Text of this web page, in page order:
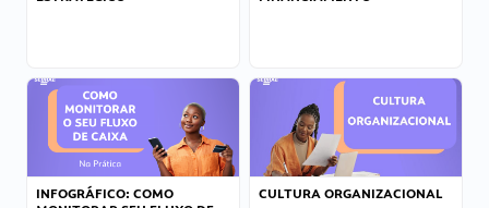
INFOGRÁFICO: COMO
CULTURA ORGANIZACIONAL